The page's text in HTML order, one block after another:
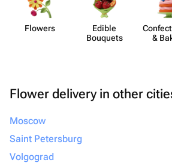
Flowers
Edible
Bouquets
&
Flower delivery in other
Moscow
Saint Petersburg
Volgograd